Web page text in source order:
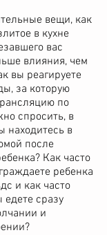
вещи, как
в кухне
вас
влияния, чем
вы реагируете
за которую
по
спросить, в
находитесь в
после
Как часто
ребенка
и как часто
сразу
и